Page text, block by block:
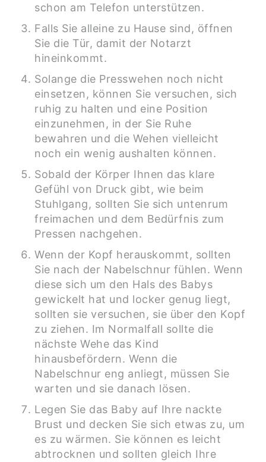
schon am Telefon unterstützen.
Falls Sie alleine zu Hause sind, öffnen
Sie die Tür, damit der Notarzt
hineinkommt.
Solange die Presswehen noch nicht
einsetzen, können Sie versuchen, sich
ruhig zu halten und eine Position
einzunehmen, in der Sie Ruhe
bewahren und die Wehen vielleicht
noch ein wenig aushalten können.
Sobald der Körper Ihnen das klare
Gefühl von Druck gibt, wie beim
Stuhlgang, sollten Sie sich untenrum
freimachen und dem Bedürfnis zum
Pressen nachgehen.
Wenn der Kopf herauskommt, sollten
Sie nach der Nabelschnur fühlen. Wenn
diese sich um den Hals des Babys
gewickelt hat und locker genug liegt,
sollten sie versuchen, sie über den Kopf
zu ziehen. Im Normalfall sollte die
nächste Wehe das Kind
hinausbefördern. Wenn die
Nabelschnur eng anliegt, müssen Sie
warten und sie danach lösen.
Legen Sie das Baby auf Ihre nackte
Brust und decken Sie sich etwas zu, um
es zu wärmen. Sie können es leicht
abtrocknen und sollten gleich Ihre